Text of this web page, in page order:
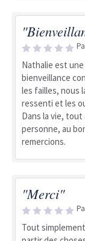
Nathalie est
bienveillance
les failles, nous
ressenti et les
Dans la vie,
personne, au
remercions.
"Merci"
Tout